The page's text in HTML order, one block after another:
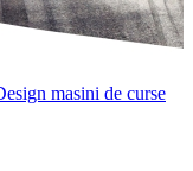
masini de curse